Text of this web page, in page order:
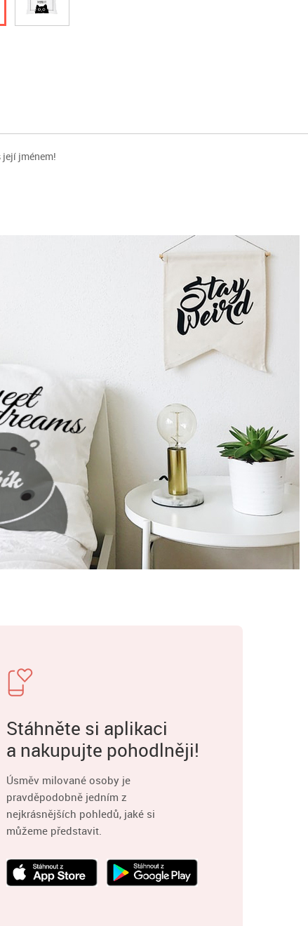
jménem!
Stáhněte si aplikaci
a nakupujte pohodlněji!
Úsměv milované osoby je
pravděpodobně jedním z
nejkrásnějších pohledů, jaké si
můžeme představit.